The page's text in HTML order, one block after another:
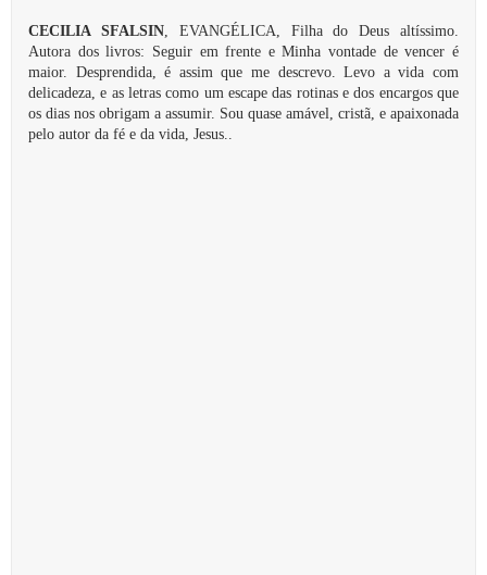
CECILIA SFALSIN, EVANGÉLICA, Filha do Deus altíssimo.
Autora dos livros: Seguir em frente e Minha vontade de vencer é
maior. Desprendida, é assim que me descrevo. Levo a vida com
delicadeza, e as letras como um escape das rotinas e dos encargos que
os dias nos obrigam a assumir. Sou quase amável, cristã, e apaixonada
pelo autor da fé e da vida, Jesus..